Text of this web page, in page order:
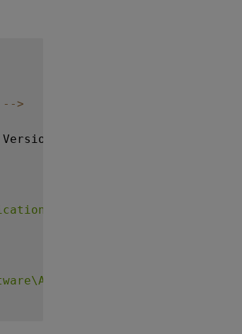
-->
Version
Settings"
key"